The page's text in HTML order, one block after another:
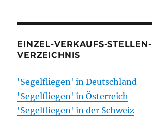
EINZEL-VERKAUFS-STELLEN-
VERZEICHNIS
'Segelfliegen' in Deutschland
'Segelfliegen' in Österreich
'Segelfliegen' in der Schweiz